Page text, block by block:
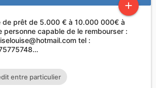
add
de prêt de 5.000 € à 10.000 000€ à
personne capable de le rembourser :
tel :
entre particulier